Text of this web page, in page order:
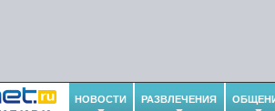
НОВОСТИ РАЗВЛЕЧЕНИЯ